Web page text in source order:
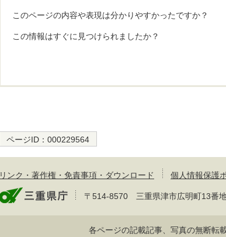
このページの内容や表現は分かりやすかったですか？
この情報はすぐに見つけられましたか？
ページID： 000229564
リンク・著作権・免責事項・ダウンロード 個人情報保護
〒514-8570 三重県津市広明町13番
各ページの記載記事、写真の無断転